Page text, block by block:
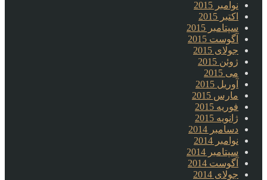
نوامبر 2015
اکتبر 2015
سپتامبر 2015
آگوست 2015
جولای 2015
ژوئن 2015
می 2015
آوریل 2015
مارس 2015
فوریه 2015
ژانویه 2015
دسامبر 2014
نوامبر 2014
سپتامبر 2014
آگوست 2014
جولای 2014